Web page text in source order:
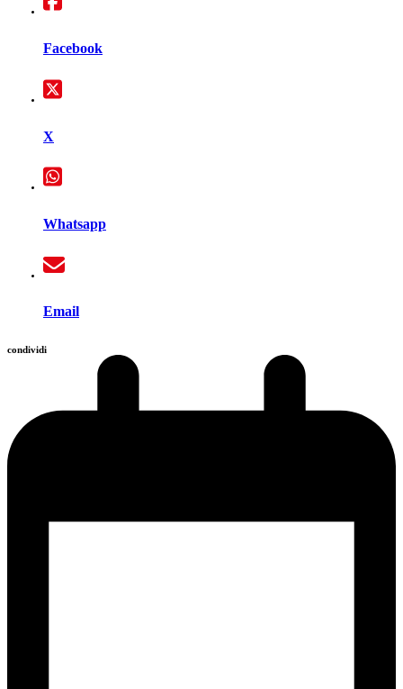
Facebook
X
Whatsapp
Email
condividi